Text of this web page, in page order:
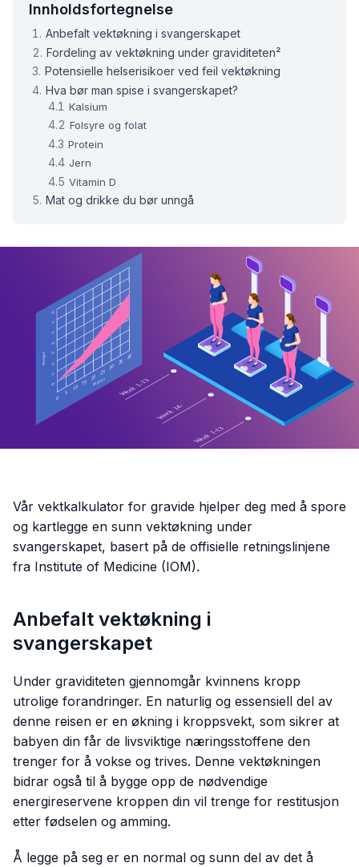
Innholdsfortegnelse
Anbefalt vektøkning i svangerskapet
Fordeling av vektøkning under graviditeten²
Potensielle helserisikoer ved feil vektøkning
Hva bør man spise i svangerskapet?
Kalsium
Folsyre og folat
Protein
Jern
Vitamin D
Mat og drikke du bør unngå
Vår vektkalkulator for gravide hjelper deg med å spore
og kartlegge en sunn vektøkning under
svangerskapet, basert på de offisielle retningslinjene
fra Institute of Medicine (IOM).
Anbefalt vektøkning i
svangerskapet
Under graviditeten gjennomgår kvinnens kropp
utrolige forandringer. En naturlig og essensiell del av
denne reisen er en økning i kroppsvekt, som sikrer at
babyen din får de livsviktige næringsstoffene den
trenger for å vokse og trives. Denne vektøkningen
bidrar også til å bygge opp de nødvendige
energireservene kroppen din vil trenge for restitusjon
etter fødselen og amming.
Å legge på seg er en normal og sunn del av det å